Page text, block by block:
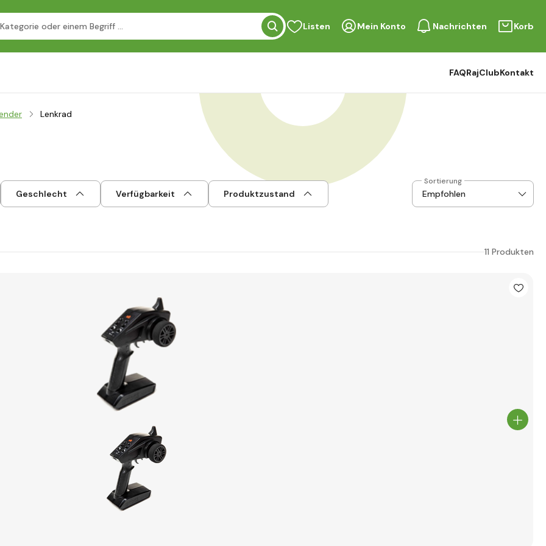
Listen Mein Konto Nachrichten Korb
FAQRajClubKontakt
Lenkrad
Geschlecht Verfügbarkeit Produktzustand
Sortierung
11 Produkten